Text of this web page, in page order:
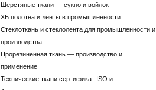
Шерстяные ткани — сукно и войлок
ХБ полотна и ленты в промышленности
Стеклоткань и стеклолента для промышленности и
производства
Прорезиненная ткань — производство и
применение
Технические ткани сертификат ISO и